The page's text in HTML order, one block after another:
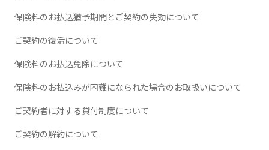
保険料のお払込猶予期間とご契約の失効について
ご契約の復活について
保険料のお払込免除について
保険料のお払込みが困難になられた場合のお取扱いについて
ご契約者に対する貸付制度について
ご契約の解約について